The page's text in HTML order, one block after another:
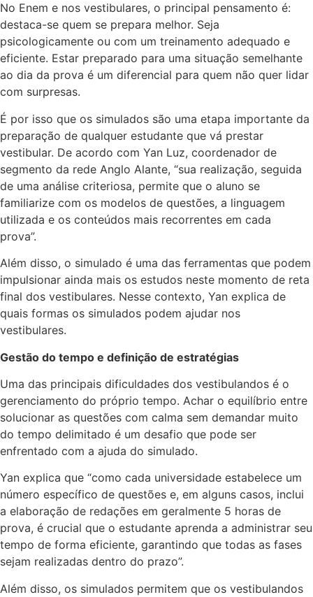
No Enem e nos vestibulares, o principal pensamento é:
destaca-se quem se prepara melhor. Seja
psicologicamente ou com um treinamento adequado e
eficiente. Estar preparado para uma situação semelhante
ao dia da prova é um diferencial para quem não quer lidar
com surpresas.
É por isso que os simulados são uma etapa importante da
preparação de qualquer estudante que vá prestar
vestibular. De acordo com Yan Luz, coordenador de
segmento da rede Anglo Alante, “sua realização, seguida
de uma análise criteriosa, permite que o aluno se
familiarize com os modelos de questões, a linguagem
utilizada e os conteúdos mais recorrentes em cada
prova”.
Além disso, o simulado é uma das ferramentas que podem
impulsionar ainda mais os estudos neste momento de reta
final dos vestibulares. Nesse contexto, Yan explica de
quais formas os simulados podem ajudar nos
vestibulares.
Gestão do tempo e definição de estratégias
Uma das principais dificuldades dos vestibulandos é o
gerenciamento do próprio tempo. Achar o equilíbrio entre
solucionar as questões com calma sem demandar muito
do tempo delimitado é um desafio que pode ser
enfrentado com a ajuda do simulado.
Yan explica que “como cada universidade estabelece um
número específico de questões e, em alguns casos, inclui
a elaboração de redações em geralmente 5 horas de
prova, é crucial que o estudante aprenda a administrar seu
tempo de forma eficiente, garantindo que todas as fases
sejam realizadas dentro do prazo”.
Além disso, os simulados permitem que os vestibulandos